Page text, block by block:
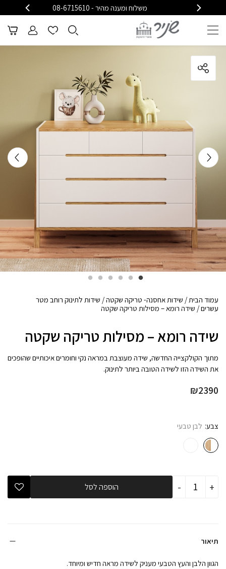
משלוח ומענה מהיר - 08-6715610
עמוד הבית/ שידות אחסנה- טריקה שקטה/ שידות לתינוק רוחב מטר
עשרים/ שידה רומא – מסילות טריקה שקטה
שידה רומא – מסילות טריקה שקטה
מתוך הקולקצייה החדשה, שידה מעוצבת במראה נקי וחומרים איכותיים שהופכים
את השידה הזו לשידה הטובה ביותר לתינוק.
₪2390
צבע לבן טבעי
-
כמות
שידה
+ הוספה לסל
תיאור
הגוון הלבן והעץ הטבעי מעניק לשידה מראה חדיש ומיוחד.